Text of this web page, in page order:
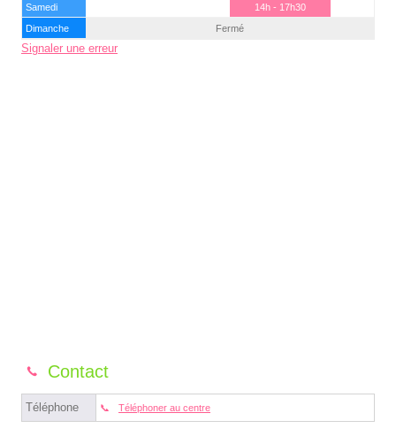
Samedi
14h - 17h30
Dimanche
Fermé
Signaler une erreur
Contact
Téléphone Téléphoner au centre